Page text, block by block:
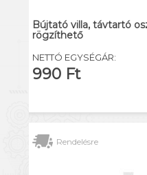
Bújtató villa, távtartó
rögzíthető
NETTÓ EGYSÉGÁR:
990 Ft
Rendelésre